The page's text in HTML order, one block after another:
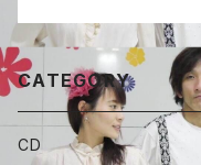
CATEGORY
CD